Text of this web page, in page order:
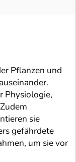
Pflanzen und
Physiologie,
sie
gefährdete
um sie vor